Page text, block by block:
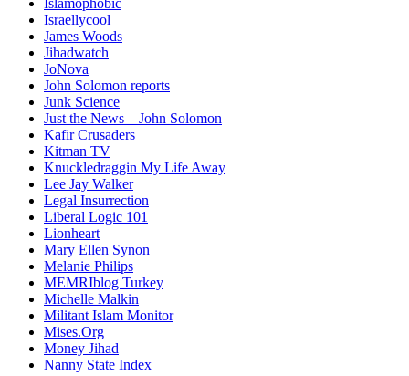
Israellycool
James Woods
Jihadwatch
JoNova
John Solomon reports
Junk Science
Just the News – John Solomon
Kafir Crusaders
Kitman TV
Knuckledraggin My Life Away
Lee Jay Walker
Legal Insurrection
Liberal Logic 101
Lionheart
Mary Ellen Synon
Melanie Philips
MEMRIblog Turkey
Michelle Malkin
Militant Islam Monitor
Mises.Org
Money Jihad
Nanny State Index